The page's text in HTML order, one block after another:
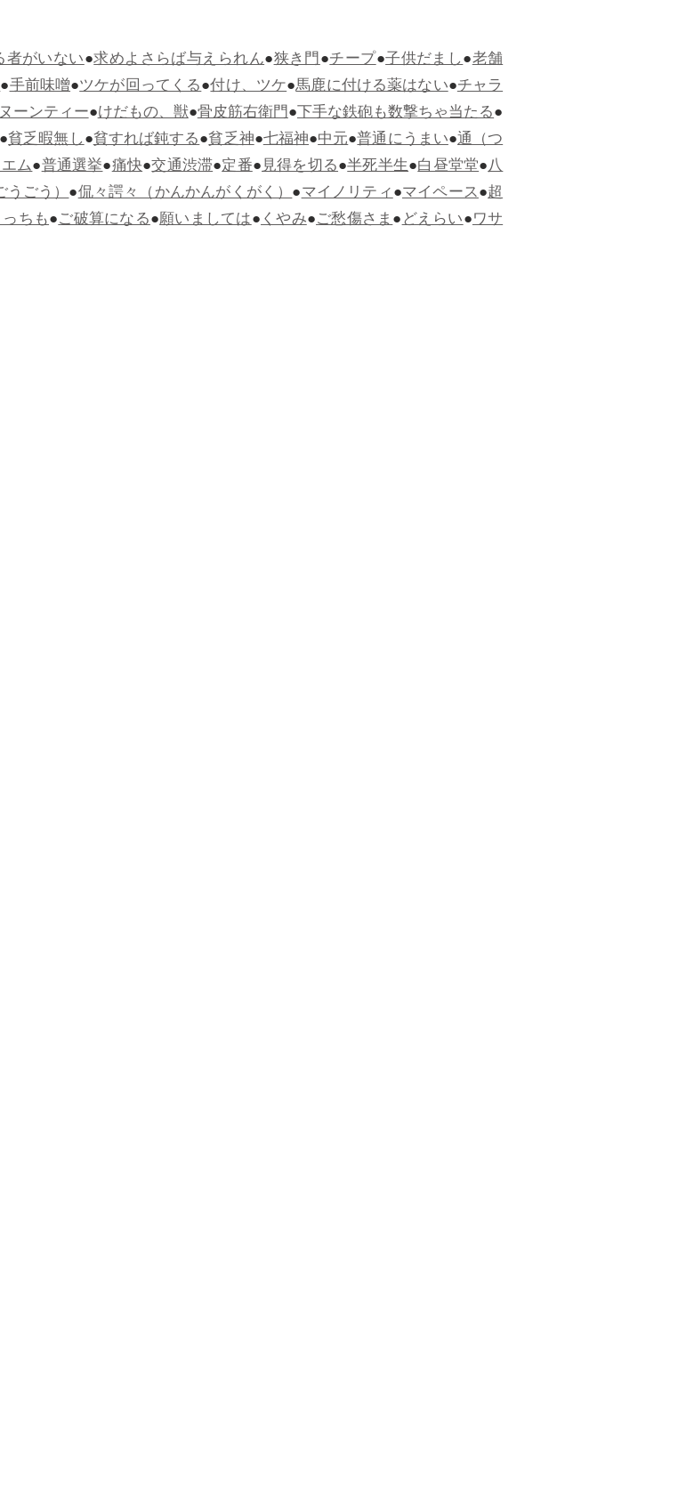
者がいない●求めよさらば与えられん●狭き門●チープ●子供だまし●老舗
●手前味噌●ツケが回ってくる●付け、ツケ●馬鹿に付ける薬はない●チャラ
ーンティー●けだもの、獣●骨皮筋右衛門●下手な鉄砲も数撃ちゃ当たる●
●貧乏暇無し●貧すれば鈍する●貧乏神●七福神●中元●普通にうまい●通（つ
ム●普通選挙●痛快●交通渋滞●定番●見得を切る●半死半生●白昼堂堂●八
うごう）●侃々諤々（かんかんがくがく）●マイノリティ●マイペース●超
ちも●ご破算になる●願いましては●くやみ●ご愁傷さま●どえらい●ワサ